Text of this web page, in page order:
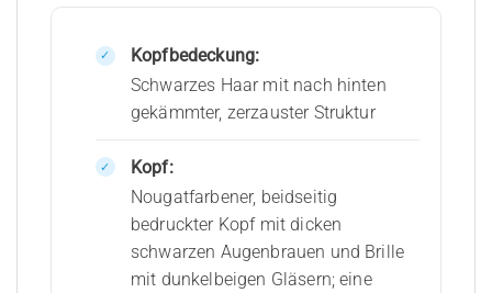
Kopfbedeckung:
Schwarzes Haar mit nach hinten
gekämmter, zerzauster Struktur
Kopf:
Nougatfarbener, beidseitig
bedruckter Kopf mit dicken
schwarzen Augenbrauen und Brille
mit dunkelbeigen Gläsern; eine